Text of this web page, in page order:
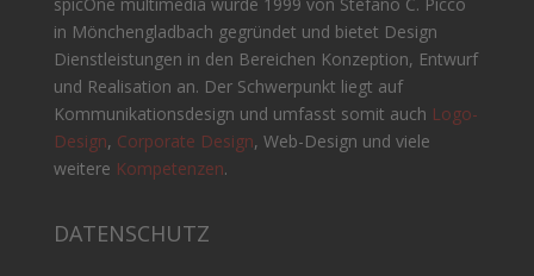
spicOne multimedia wurde 1999 von Stefano C. Picco
in Mönchengladbach gegründet und bietet Design
Dienstleistungen in den Bereichen Konzeption, Entwurf
und Realisation an. Der Schwerpunkt liegt auf
Kommunikationsdesign und umfasst somit auch Logo-
Design, Corporate Design, Web-Design und viele
weitere Kompetenzen.
DATENSCHUTZ